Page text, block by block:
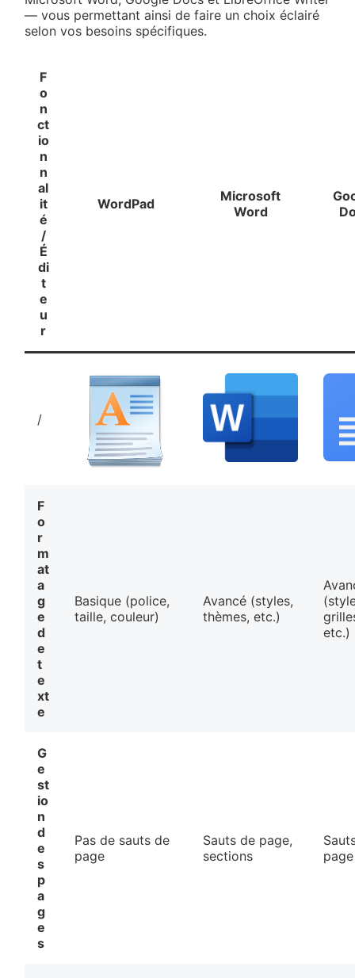
— vous permettant ainsi de faire un choix éclairé
selon vos besoins spécifiques.
F
o
n
ct
io
n
n
al
it
é
/
É
di
t
e
u
r
WordPad
Microsoft
Word
/
F
o
r
m
at
a
g
e
d
e
t
e
xt
e
Basique (police,
taille, couleur)
Avancé (styles,
thèmes, etc.)
etc.)
G
e
st
io
n
d
e
s
p
a
g
e
s
Pas de sauts de
page
Sauts de page,
sections
page